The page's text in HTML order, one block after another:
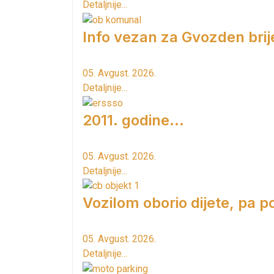
Detaljnije...
Info vezan za Gvozden
05. Avgust. 2026.
Detaljnije...
2011. godine...
05. Avgust. 2026.
Detaljnije...
Vozilom oborio dijete, pa
05. Avgust. 2026.
Detaljnije...